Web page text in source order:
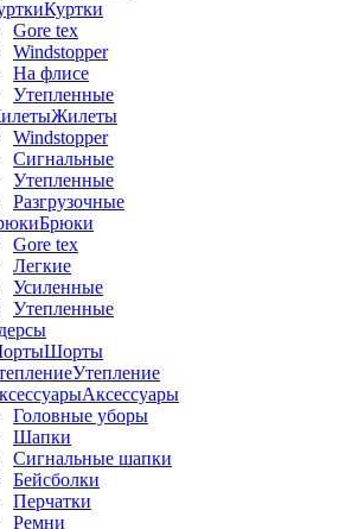
Куртки
Gore tex
Windstopper
На флисе
Утепленные
Жилеты
Windstopper
Сигнальные
Утепленные
Разгрузочные
Брюки
Gore tex
Легкие
Усиленные
Утепленные
Шорты
Утепление
Аксессуары
Головные уборы
Шапки
Сигнальные шапки
Бейсболки
Перчатки
Ремни